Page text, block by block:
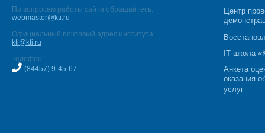
По вопросам работы сайта обращайтесь:
webmaster@kti.ru
Официальный почтовый адрес института:
kti@kti.ru
Телефон:
(84457) 9-45-67
Центр
IT школа
Анкета
оказания
услуг